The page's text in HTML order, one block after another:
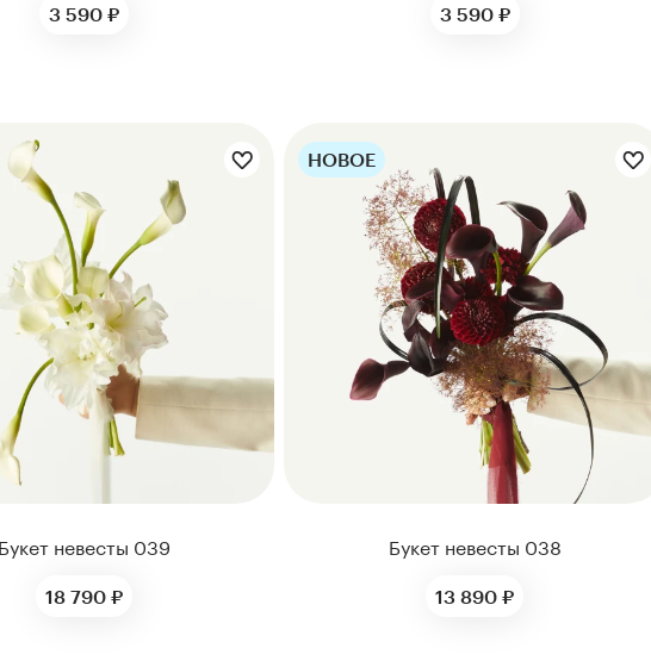
3 590 ₽ 3 590 ₽
букета:
Букет невесты 039
18 790 ₽
Цветы букета:
НОВОЕ
Букет невесты 038
13 890 ₽